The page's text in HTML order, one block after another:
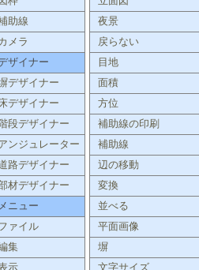
助線
メラ
ザイナー
デザイナー
デザイナー
階段デザイナー
ンジュレーター
路デザイナー
材デザイナー
メニュー
ァイル
集
示
夜景
戻らない
目地
面積
方位
補助線の印刷
補助線
辺の移動
変換
並べる
平面画像
塀
文字サイズ